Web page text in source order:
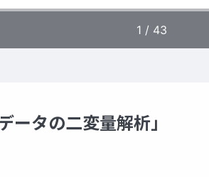
タの二変量解析」